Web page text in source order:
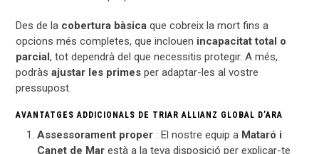
Des de la cobertura bàsica que cobreix la mort fins a
opcions més completes, que inclouen incapacitat total o
parcial, tot dependrà del que necessitis protegir. A més,
podràsajustar les primes per adaptar-les al vostre
pressupost.
AVANTATGES ADDICIONALS DE TRIAR ALLIANZ GLOBAL D’ARA
Assessorament proper : El nostre equip a Mataró i
Canet de Mar està a la teva disposició per explicar-te